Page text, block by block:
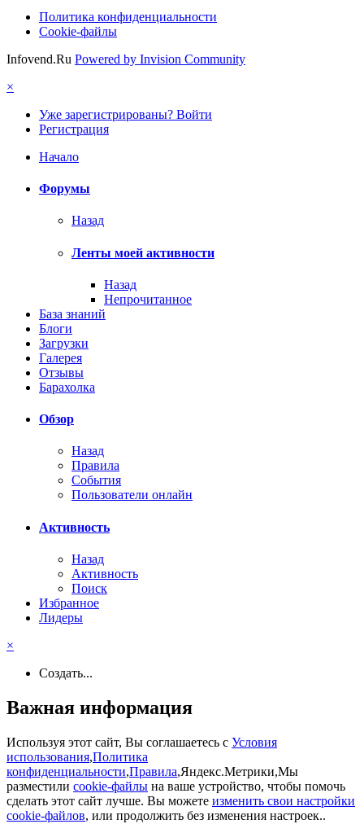
Политика конфиденциальности
Cookie-файлы
Infovend.Ru Powered by Invision Community
×
Уже зарегистрированы? Войти
Регистрация
Начало
Форумы
Назад
Ленты моей активности
Назад
Непрочитанное
База знаний
Блоги
Загрузки
Галерея
Отзывы
Барахолка
Обзор
Назад
Правила
События
Пользователи онлайн
Активность
Назад
Активность
Поиск
Избранное
Лидеры
×
Создать...
Важная информация
Используя этот сайт, Вы соглашаетесь с Условия
использования,Политика
конфиденциальности,Правила,Яндекс.Метрики,Мы
разместили cookie-файлы на ваше устройство, чтобы помочь
сделать этот сайт лучше. Вы можете изменить свои настройки
cookie-файлов, или продолжить без изменения настроек..